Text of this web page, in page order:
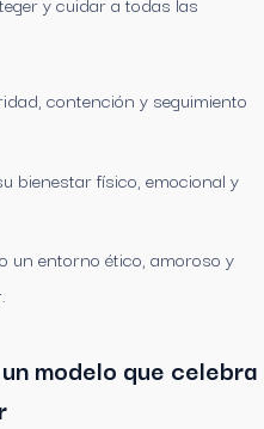
contención y seguimiento
bienestar físico, emocional y
un entorno ético, amoroso y
modelo que celebra